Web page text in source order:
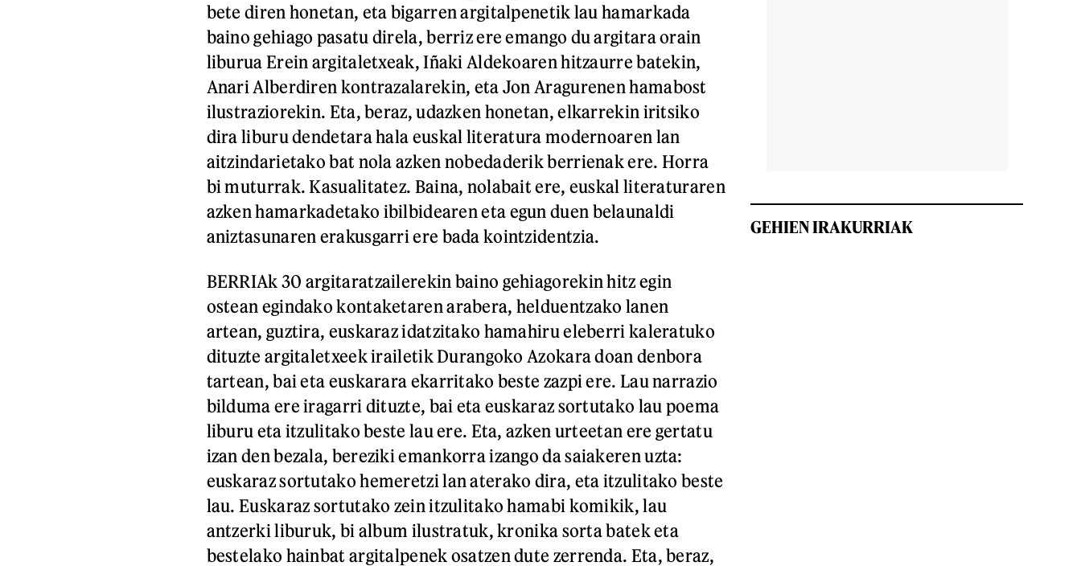
bete diren honetan, eta bigarren argitalpenetik lau hamarkada
baino gehiago pasatu direla, berriz ere emango du argitara orain
liburua Erein argitaletxeak, Iñaki Aldekoaren hitzaurre batekin,
Anari Alberdiren kontrazalarekin, eta Jon Aragurenen hamabost
ilustraziorekin. Eta, beraz, udazken honetan, elkarrekin iritsiko
dira liburu dendetara hala euskal literatura modernoaren lan
aitzindarietako bat nola azken nobedaderik berrienak ere. Horra
bi muturrak. Kasualitatez. Baina, nolabait ere, euskal literaturaren
azken hamarkadetako ibilbidearen eta egun duen belaunaldi
aniztasunaren erakusgarri ere bada kointzidentzia.
BERRIAk 30 argitaratzailerekin baino gehiagorekin hitz egin
ostean egindako kontaketaren arabera, helduentzako lanen
artean, guztira, euskaraz idatzitako hamahiru eleberri kaleratuko
dituzte argitaletxeek irailetik Durangoko Azokara doan denbora
tartean, bai eta euskarara ekarritako beste zazpi ere. Lau narrazio
bilduma ere iragarri dituzte, bai eta euskaraz sortutako lau poema
liburu eta itzulitako beste lau ere. Eta, azken urteetan ere gertatu
izan den bezala, bereziki emankorra izango da saiakeren uzta:
euskaraz sortutako hemeretzi lan aterako dira, eta itzulitako beste
lau. Euskaraz sortutako zein itzulitako hamabi komikik, lau
antzerki liburuk, bi album ilustratuk, kronika sorta batek eta
bestelako hainbat argitalpenek osatzen dute zerrenda. Eta, beraz,
GEHIEN IRAKURRIAK